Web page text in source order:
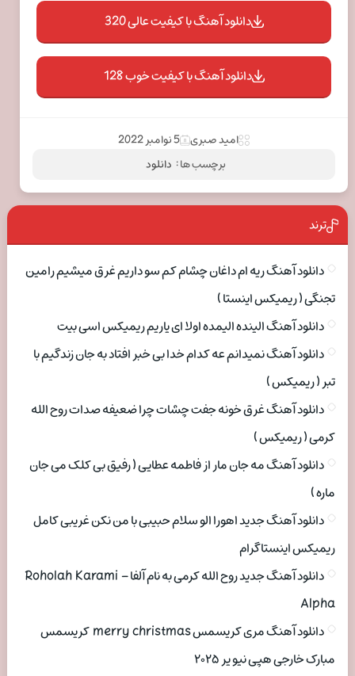
دانلود آهنگ با کیفیت عالی 320
دانلود آهنگ با کیفیت خوب 128
امید صبری 5 نوامبر 2022
برچسب ها : دانلود
ترند
دانلود آهنگ ریه ام داغان چشام کم سو داریم غرق میشیم رامین
تجنگی ( ریمیکس اینستا )
دانلود آهنگ الینده الیمده اولا ای یاریم ریمیکس اسی بیت
دانلود آهنگ نمیدانم عه کدام خدا بی خبر افتاد به جان زندگیم با
تبر ( ریمیکس )
دانلود آهنگ غرق خونه جفت چشات چرا ضعیفه صدات روح الله
کرمی ( ریمیکس )
دانلود آهنگ مه جان مار از فاطمه عطایی ( رفیق بی کلک می جان
ماره )
دانلود آهنگ جدید اهورا الو سلام حبیبی با من نکن غریبی کامل
ریمیکس اینستاگرام
دانلود آهنگ جدید روح الله کرمی به نام آلفا Roholah Karami –
Alpha
دانلود آهنگ مری کریسمس merry christmas کریسمس
مبارک خارجی هپی نیو یر ۲۰۲۵